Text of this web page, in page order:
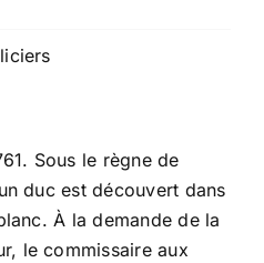
Sous le règne de
duc est découvert dans
À la demande de la
le commissaire aux